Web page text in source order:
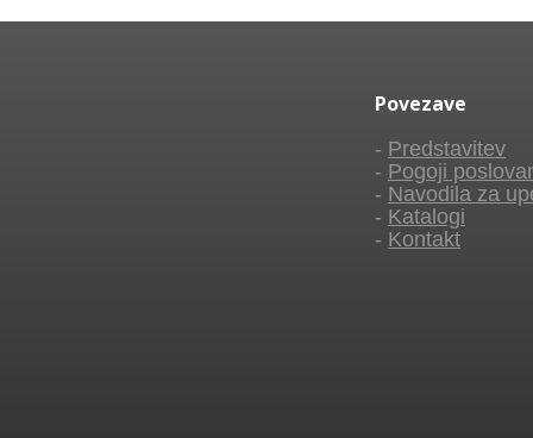
Povezave
- Predstavitev
- Pogoji
- Navodila za
- Katalogi
- Kontakt